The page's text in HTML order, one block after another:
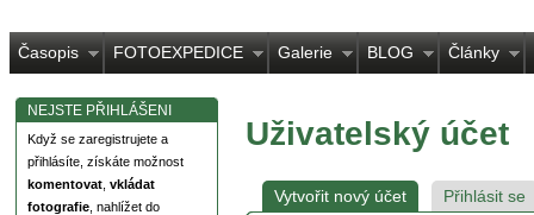
Časopis FOTOEXPEDICE Galerie BLOG Články
NEJSTE PŘIHLÁŠENI
Když se zaregistrujete a
přihlásíte, získáte možnost
komentovat vkládat
fotografie , nahlížet do
Uživatelský účet
Vytvořit nový účet Přihlásit se